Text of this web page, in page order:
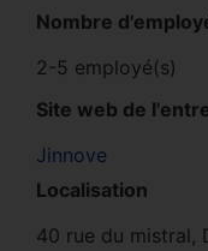
Nombre
2-5 employé(s)
Site web de
Jinnove
Localisation
40 rue du mistral,